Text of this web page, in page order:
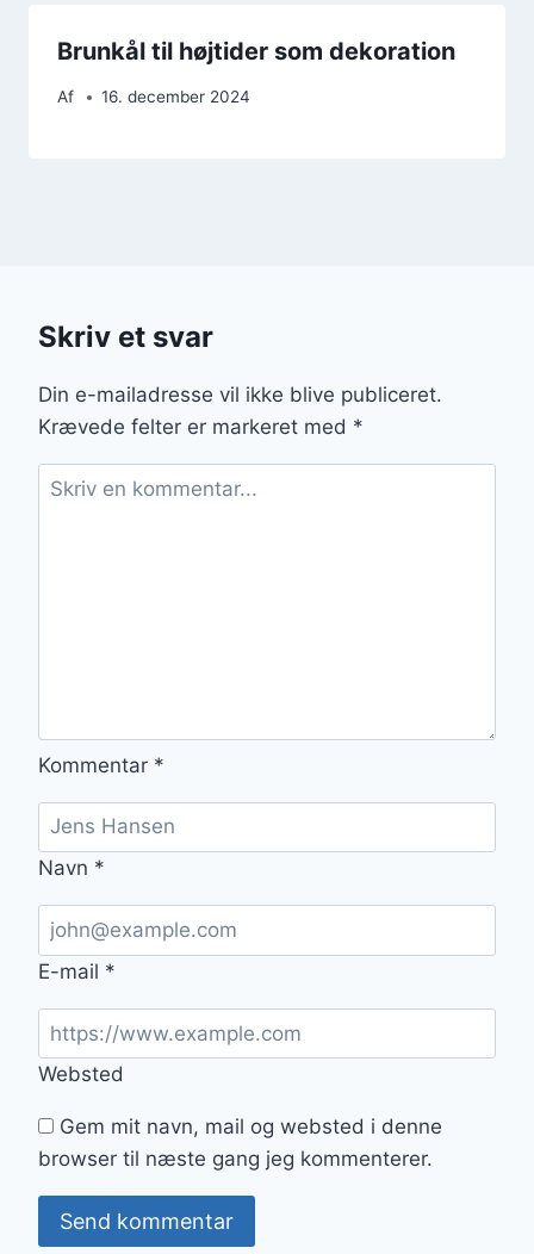
Brunkål til højtider som dekoration
Af 16. december 2024
Skriv et svar
Din e-mailadresse vil ikke blive publiceret.
Krævede felter er markeret med *
Kommentar *
Navn *
E-mail *
Websted
Gem mit navn, mail og websted i denne
browser til næste gang jeg kommenterer.